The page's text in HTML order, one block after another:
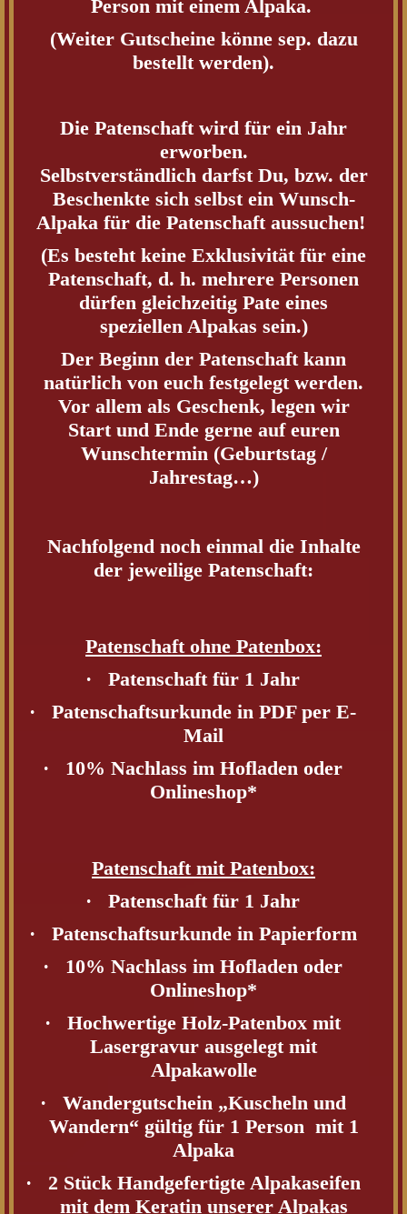
Person mit einem Alpaka.
(Weiter Gutscheine könne sep. dazu
bestellt werden).
Die Patenschaft wird für ein Jahr
erworben.
Selbstverständlich darfst Du, bzw. der
Beschenkte sich selbst ein Wunsch-
Alpaka für die Patenschaft aussuchen!
(Es besteht keine Exklusivität für eine
Patenschaft, d. h. mehrere Personen
dürfen gleichzeitig Pate eines
speziellen Alpakas sein.)
Der Beginn der Patenschaft kann
natürlich von euch festgelegt werden.
Vor allem als Geschenk, legen wir
Start und Ende gerne auf euren
Wunschtermin (Geburtstag /
Jahrestag…)
Nachfolgend noch einmal die Inhalte
der jeweilige Patenschaft:
Patenschaft ohne Patenbox:
·
Patenschaft für 1 Jahr
·
Patenschaftsurkunde in PDF per E-
Mail
·
10% Nachlass im Hofladen oder
Onlineshop*
Patenschaft mit Patenbox:
·
Patenschaft für 1 Jahr
·
Patenschaftsurkunde in Papierform
·
10% Nachlass im Hofladen oder
Onlineshop*
·
Hochwertige Holz-Patenbox mit
Lasergravur ausgelegt mit
Alpakawolle
·
Wandergutschein „Kuscheln und
Wandern“ gültig für 1 Person mit 1
Alpaka
·
2 Stück Handgefertigte Alpakaseifen
mit dem Keratin unserer Alpakas